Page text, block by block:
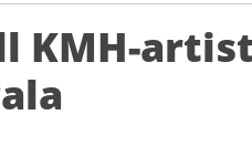
KMH-